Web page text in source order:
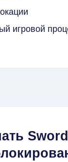
игровой